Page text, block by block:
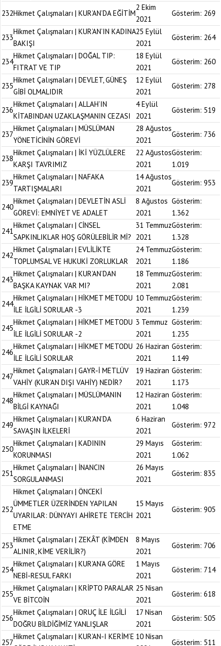
232Hikmet Çalışmaları | KUR’AN’DA EĞİTİM
2 Ekim
2021
Gösterim: 269
233
Hikmet Çalışmaları | KUR’AN’IN KADINA
BAKIŞI
25 Eylül
2021
Gösterim: 264
234
Hikmet Çalışmaları | DOĞAL TIP:
FITRAT VE TIP
18 Eylül
2021
Gösterim: 260
235
Hikmet Çalışmaları | DEVLET, GÜNEŞ
GİBİ OLMALIDIR
12 Eylül
2021
Gösterim: 278
236
Hikmet Çalışmaları | ALLAH’IN
KİTABINDAN UZAKLAŞMANIN CEZASI
4 Eylül
2021
Gösterim: 519
237
Hikmet Çalışmaları | MÜSLÜMAN
YÖNETİCİNİN GÖREVİ
28 Ağustos
2021
Gösterim: 736
238
Hikmet Çalışmaları | İKİ YÜZLÜLERE
KARŞI TAVRIMIZ
22 Ağustos
2021
Gösterim:
1.019
239
Hikmet Çalışmaları | NAFAKA
TARTIŞMALARI
14 Ağustos
2021
Gösterim: 953
240
Hikmet Çalışmaları | DEVLETİN ASLİ
GÖREVİ: EMNİYET VE ADALET
8 Ağustos
2021
Gösterim:
1.362
241
Hikmet Çalışmaları | CİNSEL
SAPKINLIKLAR HOŞ GÖRÜLEBİLİR Mİ?
31 Temmuz
2021
Gösterim:
1.328
242
Hikmet Çalışmaları | EVLİLİKTE
TOPLUMSAL VE HUKUKİ ZORLUKLAR
24 Temmuz
2021
Gösterim:
1.186
243
Hikmet Çalışmaları | KUR’AN’DAN
BAŞKA KAYNAK VAR MI?
18 Temmuz
2021
Gösterim:
2.081
244
Hikmet Çalışmaları | HİKMET METODU
İLE İLGİLİ SORULAR -3
10 Temmuz
2021
Gösterim:
1.239
245
Hikmet Çalışmaları | HİKMET METODU
İLE İLGİLİ SORULAR -2
3 Temmuz
2021
Gösterim:
1.235
246
Hikmet Çalışmaları | HİKMET METODU
İLE İLGİLİ SORULAR
26 Haziran
2021
Gösterim:
1.149
247
Hikmet Çalışmaları | GAYR-İ METLÜV
VAHİY (KUR’AN DIŞI VAHİY) NEDİR?
19 Haziran
2021
Gösterim:
1.173
248
Hikmet Çalışmaları | MÜSLÜMANIN
BİLGİ KAYNAĞI
12 Haziran
2021
Gösterim:
1.048
249
Hikmet Çalışmaları | KUR’AN’DA
SAVAŞIN İLKELERİ
6 Haziran
2021
Gösterim: 972
250
Hikmet Çalışmaları | KADININ
KORUNMASI
29 Mayıs
2021
Gösterim:
1.062
251
Hikmet Çalışmaları | İNANCIN
SORGULANMASI
26 Mayıs
2021
Gösterim: 835
252
Hikmet Çalışmaları | ÖNCEKİ
ÜMMETLER ÜZERİNDEN YAPILAN
UYARILAR: DÜNYAYI AHİRETE TERCİH
ETME
15 Mayıs
2021
Gösterim: 905
253
Hikmet Çalışmaları | ZEKÂT (KİMDEN
ALINIR, KİME VERİLİR?)
8 Mayıs
2021
Gösterim: 706
254
Hikmet Çalışmaları | KUR’AN’A GÖRE
NEBİ-RESUL FARKI
1 Mayıs
2021
Gösterim: 714
255
Hikmet Çalışmaları | KRİPTO PARALAR
VE BİTCOİN
25 Nisan
2021
Gösterim: 618
256
Hikmet Çalışmaları | ORUÇ İLE İLGİLİ
DOĞRU BİLDİĞİMİZ YANLIŞLAR
17 Nisan
2021
Gösterim: 505
257
Hikmet Çalışmaları | KUR’AN-I KERİM’E 10 Nisan
Gösterim: 511